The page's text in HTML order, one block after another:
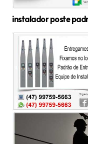
instalador poste